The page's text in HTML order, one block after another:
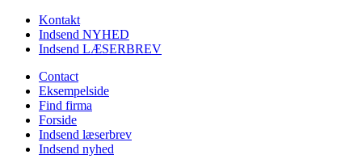
Kontakt
Indsend NYHED
Indsend LÆSERBREV
Contact
Eksempelside
Find firma
Forside
Indsend læserbrev
Indsend nyhed